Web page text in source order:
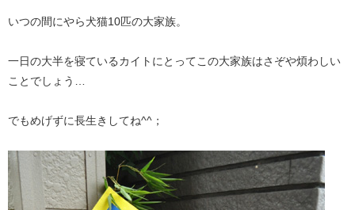
いつの間にやら犬猫10匹の大家族。
一日の大半を寝ているカイトにとってこの大家族はさぞや煩わしい
ことでしょう…
でもめげずに長生きしてね^^；